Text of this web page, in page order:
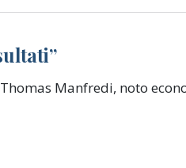
Manfredi, noto